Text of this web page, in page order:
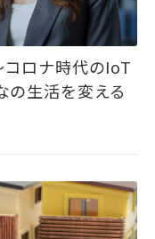
ロナ時代のIoT
の生活を変える